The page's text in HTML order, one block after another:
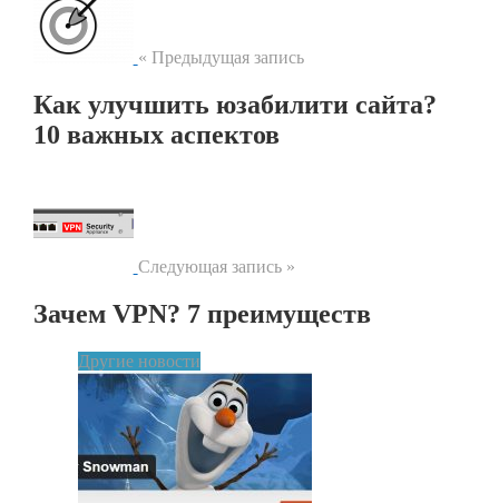
« Предыдущая запись
Как улучшить юзабилити сайта?
10 важных аспектов
Следующая запись »
Зачем VPN? 7 преимуществ
Другие новости